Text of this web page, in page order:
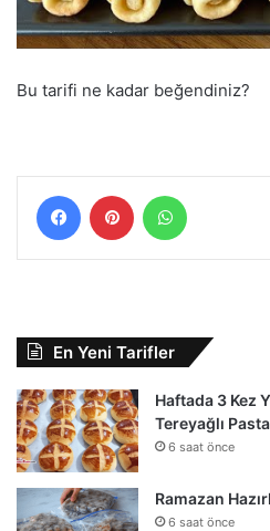
Bu tarifi ne kadar beğendiniz?
FacebookPinterest
En Yeni Tarifler
Haftada 3 Kez
Tereyağlı
6 saat önce
Ramazan
6 saat önce